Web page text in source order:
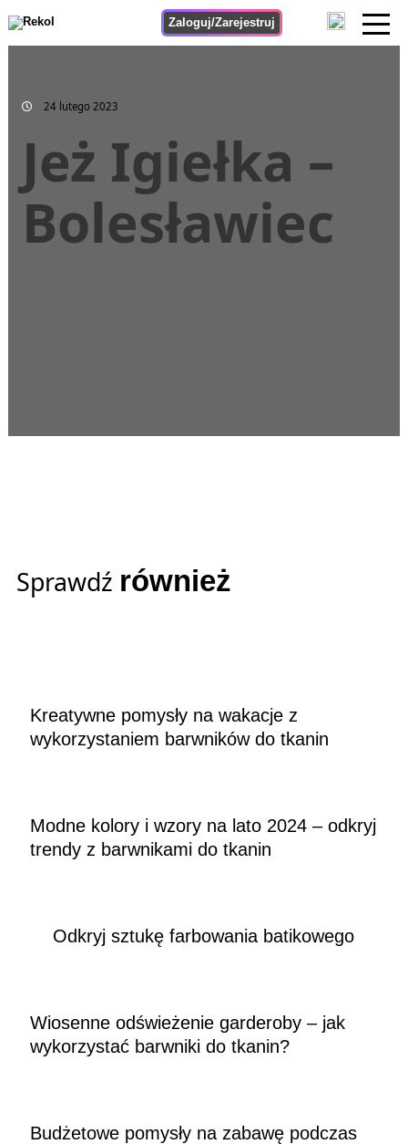
Zaloguj/Zarejestruj
24 lutego 2023
Jeż Igiełka –
Bolesławiec
Sprawdź również
Kreatywne pomysły na wakacje z
wykorzystaniem barwników do tkanin
Modne kolory i wzory na lato 2024 – odkryj
trendy z barwnikami do tkanin
Odkryj sztukę farbowania batikowego
Wiosenne odświeżenie garderoby – jak
wykorzystać barwniki do tkanin?
Budżetowe pomysły na zabawę podczas